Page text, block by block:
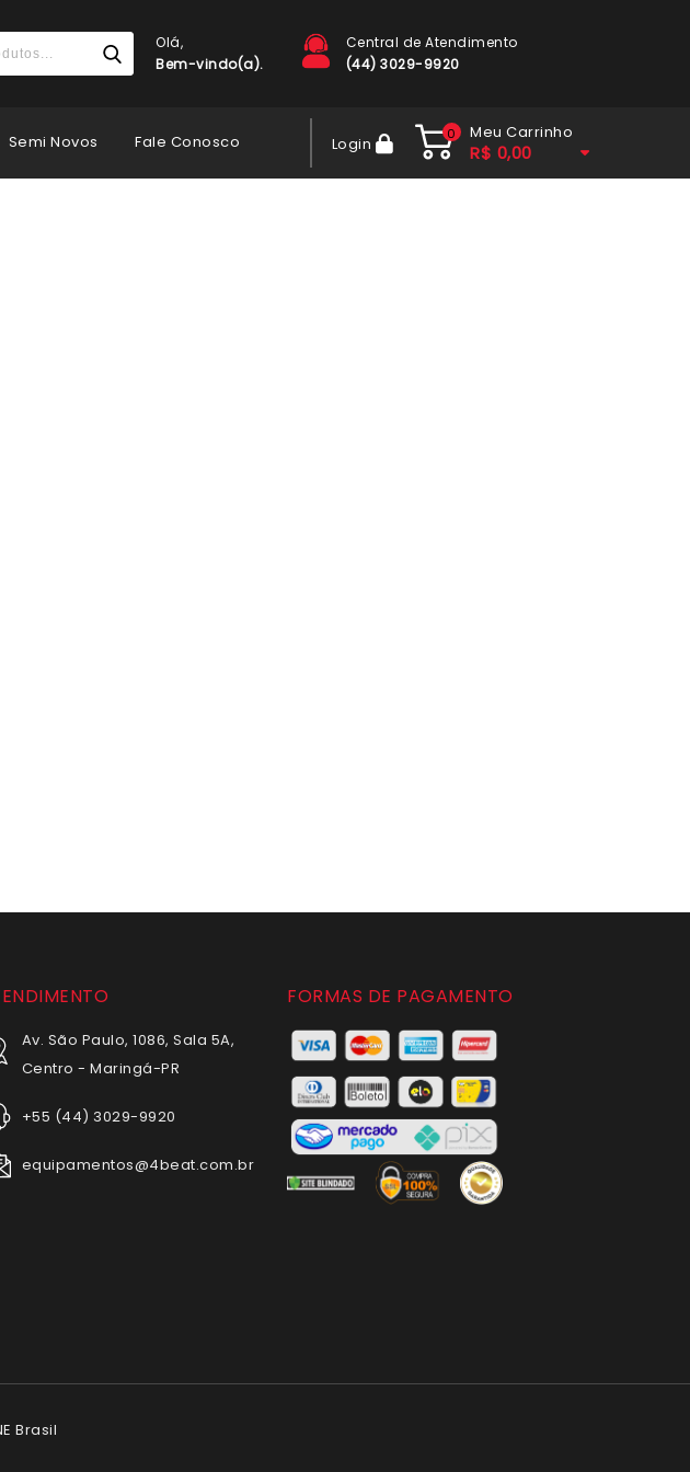
Olá,
Bem-vindo(a).
Central de Atendimento
(44) 3029-9920
Semi Novos Fale Conosco Login
0 Meu Carrinho
R$ 0,00
Av. São Paulo, 1086, Sala 5A,
Centro - Maringá-PR
+55 (44) 3029-9920
equipamentos@4beat.com.br
FORMAS DE PAGAMENTO
Brasil